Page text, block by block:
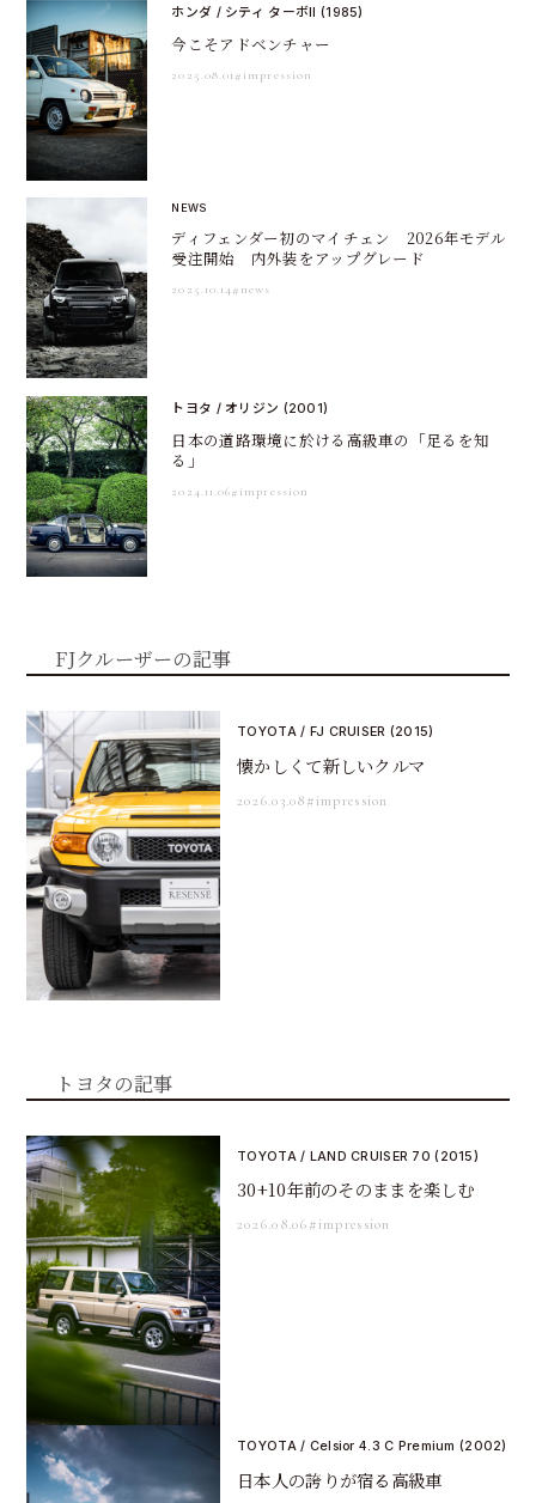
ホンダ / シティ ターボII (1985)
今こそアドベンチャー
2025.08.01 #impression
NEWS
ディフェンダー初のマイチェン 2026年モデル
受注開始 内外装をアップグレード
2025.10.14 #news
トヨタ / オリジン (2001)
日本の道路環境に於ける高級車の「足るを知
る」
2024.11.06#impression
FJクルーザーの記事
TOYOTA / FJ CRUISER (2015)
懐かしくて新しいクルマ
2026.03.08#impression
トヨタの記事
TOYOTA / LAND CRUISER 70 (2015)
30+10年前のそのままを楽しむ
2026.08.06#impression
TOYOTA / Celsior 4.3 C Premium (2002)
日本人の誇りが宿る高級車